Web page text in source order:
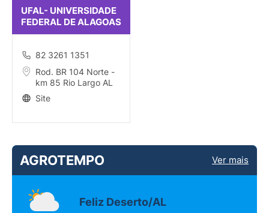
UFAL- UNIVERSIDADE
FEDERAL DE ALAGOAS
82 3261 1351
Rod. BR 104 Norte -
km 85 Rio Largo AL
Site
AGROTEMPO Ver mais
Feliz Deserto/AL